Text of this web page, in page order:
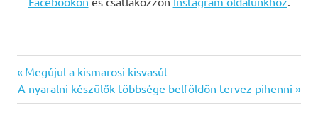
Bejegyzés
navigáció
Previous
Post:
Megújul a kismarosi kisvasút
Next
Post:
A nyaralni készülők többsége belföldön tervez pihenni